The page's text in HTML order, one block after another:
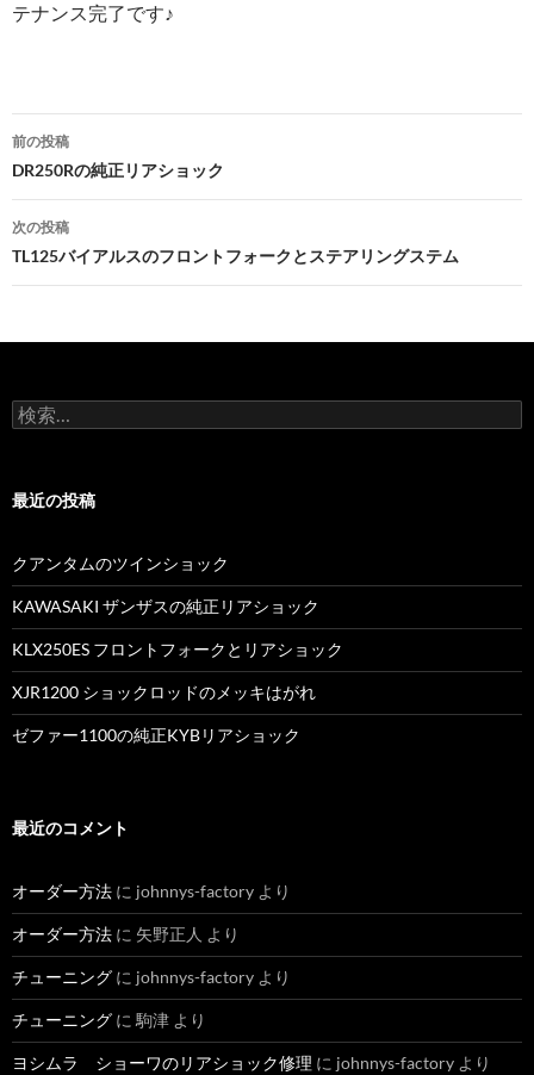
テナンス完了です♪
投
稿
ナ
ゲ
シ
ン
前の投稿
DR250Rの純正リアショック
次の投稿
TL125バイアルスのフロントフォークとステアリングステム
検
索
最近の投稿
クアンタムのツインショック
KAWASAKI ザンザスの純正リアショック
KLX250ES フロントフォークとリアショック
XJR1200 ショックロッドのメッキはがれ
ゼファー1100の純正KYBリアショック
最近のコメント
オーダー方法 に johnnys-factory より
オーダー方法 に 矢野正人 より
チューニング に johnnys-factory より
チューニング に 駒津 より
ヨシムラ ショーワのリアショック修理 に johnnys-factory より